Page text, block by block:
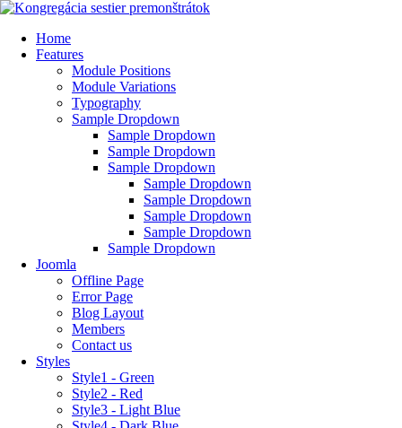
Home
Features
Module Positions
Module Variations
Typography
Sample Dropdown
Sample Dropdown
Sample Dropdown
Sample Dropdown
Sample Dropdown
Sample Dropdown
Sample Dropdown
Sample Dropdown
Sample Dropdown
Joomla
Offline Page
Error Page
Blog Layout
Members
Contact us
Styles
Style1 - Green
Style2 - Red
Style3 - Light Blue